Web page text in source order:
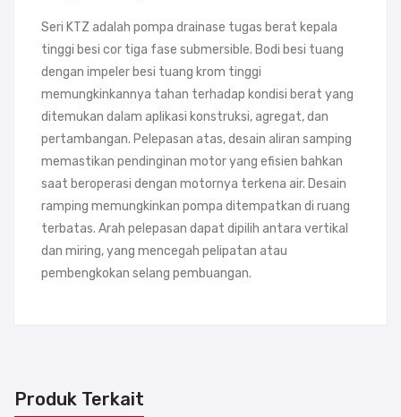
Seri KTZ adalah pompa drainase tugas berat kepala
tinggi besi cor tiga fase submersible. Bodi besi tuang
dengan impeler besi tuang krom tinggi
memungkinkannya tahan terhadap kondisi berat yang
ditemukan dalam aplikasi konstruksi, agregat, dan
pertambangan. Pelepasan atas, desain aliran samping
memastikan pendinginan motor yang efisien bahkan
saat beroperasi dengan motornya terkena air. Desain
ramping memungkinkan pompa ditempatkan di ruang
terbatas. Arah pelepasan dapat dipilih antara vertikal
dan miring, yang mencegah pelipatan atau
pembengkokan selang pembuangan.
Produk Terkait